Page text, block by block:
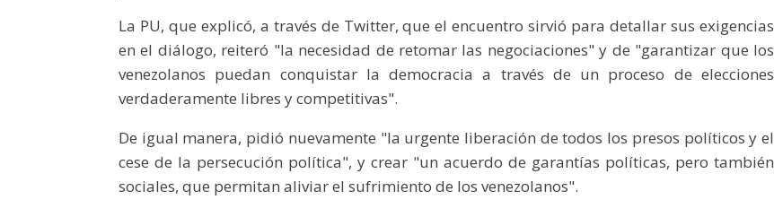
La PU, que explicó, a través de Twitter, que el encuentro sirvió para detallar sus exigencias
en el diálogo, reiteró "la necesidad de retomar las negociaciones" y de "garantizar que los
venezolanos puedan conquistar la democracia a través de un proceso de elecciones
verdaderamente libres y competitivas".
De igual manera, pidió nuevamente "la urgente liberación de todos los presos políticos y el
cese de la persecución política", y crear "un acuerdo de garantías políticas, pero también
sociales, que permitan aliviar el sufrimiento de los venezolanos".